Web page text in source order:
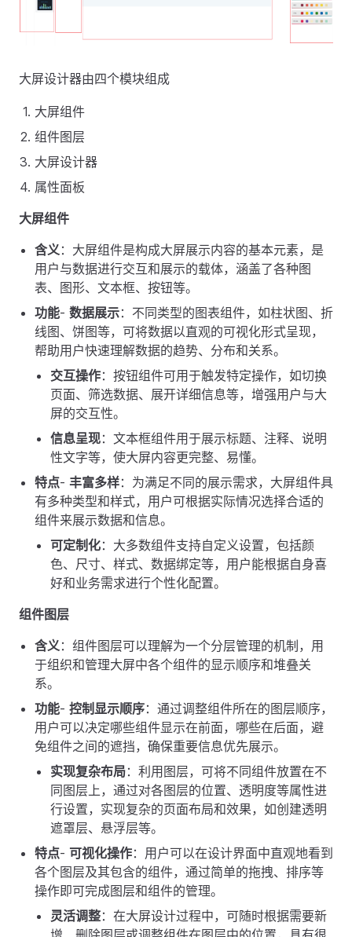
大屏设计器由四个模块组成
大屏组件
组件图层
大屏设计器
属性面板
大屏组件
含义 ：大屏组件是构成大屏展示内容的基本元素，是
用户与数据进行交互和展示的载体，涵盖了各种图
表、图形、文本框、按钮等。
功能- 数据展示：不同类型的图表组件，如柱状图、折
线图、饼图等，可将数据以直观的可视化形式呈现，
帮助用户快速理解数据的趋势、分布和关系。
交互操作：按钮组件可用于触发特定操作，如切换
页面、筛选数据、展开详细信息等，增强用户与大
屏的交互性。
信息呈现：文本框组件用于展示标题、注释、说明
性文字等，使大屏内容更完整、易懂。
特点- 丰富多样：为满足不同的展示需求，大屏组件具
有多种类型和样式，用户可根据实际情况选择合适的
组件来展示数据和信息。
可定制化：大多数组件支持自定义设置，包括颜
色、尺寸、样式、数据绑定等，用户能根据自身喜
好和业务需求进行个性化配置。
组件图层
含义 ：组件图层可以理解为一个分层管理的机制，用
于组织和管理大屏中各个组件的显示顺序和堆叠关
系。
功能- 控制显示顺序：通过调整组件所在的图层顺序，
用户可以决定哪些组件显示在前面，哪些在后面，避
免组件之间的遮挡，确保重要信息优先展示。
实现复杂布局：利用图层，可将不同组件放置在不
同图层上，通过对各图层的位置、透明度等属性进
行设置，实现复杂的页面布局和效果，如创建透明
遮罩层、悬浮层等。
特点- 可视化操作：用户可以在设计界面中直观地看到
各个图层及其包含的组件，通过简单的拖拽、排序等
操作即可完成图层和组件的管理。
灵活调整：在大屏设计过程中，可随时根据需要新